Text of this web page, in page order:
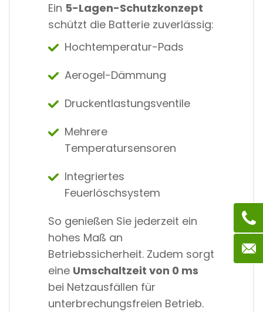
Ein 5-Lagen-Schutzkonzept
schützt die Batterie zuverlässig:
Hochtemperatur-Pads
Aerogel-Dämmung
Druckentlastungsventile
Mehrere
Temperatursensoren
Integriertes
Feuerlöschsystem
So genießen Sie jederzeit ein
hohes Maß an
Betriebssicherheit. Zudem sorgt
eine Umschaltzeit von 0 ms
bei Netzausfällen für
unterbrechungsfreien Betrieb.